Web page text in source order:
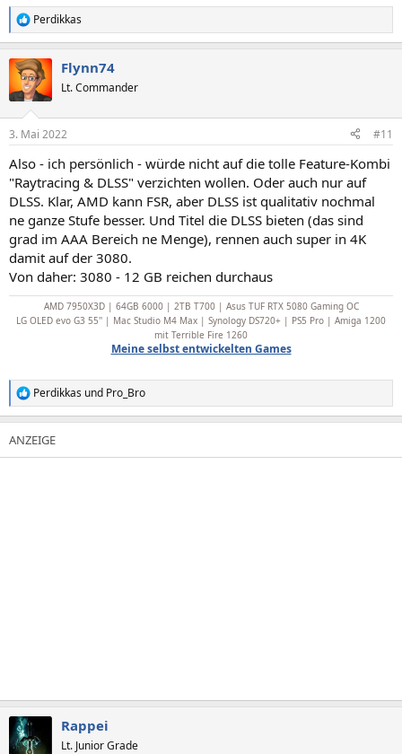
R
e
k
e
:
Perdikkas
Flynn74
Lt. Commander
3. Mai 2022 #11
Also - ich persönlich - würde nicht auf die tolle Feature-Kombi
"Raytracing & DLSS" verzichten wollen. Oder auch nur auf
DLSS. Klar, AMD kann FSR, aber DLSS ist qualitativ nochmal
ne ganze Stufe besser. Und Titel die DLSS bieten (das sind
grad im AAA Bereich ne Menge), rennen auch super in 4K
damit auf der 3080.
Von daher: 3080 - 12 GB reichen durchaus
AMD 7950X3D | 64GB 6000 | 2TB T700 | Asus TUF RTX 5080 Gaming OC
LG OLED evo G3 55'' | Mac Studio M4 Max | Synology DS720+ | PS5 Pro | Amiga 1200
mit Terrible Fire 1260
Meine selbst entwickelten Games
R
e
a
k
t
Perdikkas und Pro_Bro
Rappei
Lt. Junior Grade